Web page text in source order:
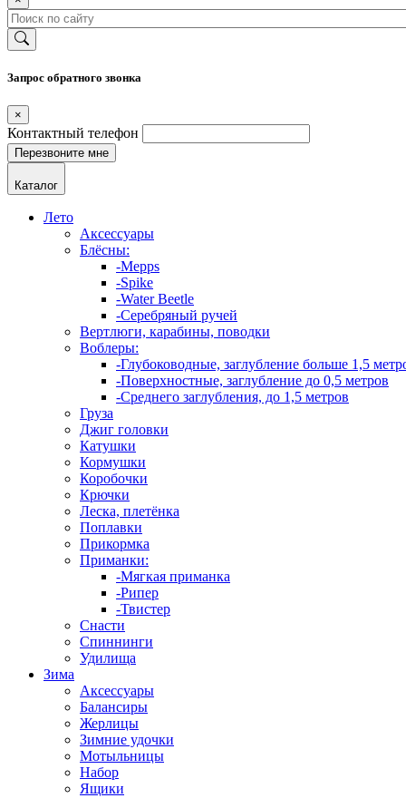
Запрос обратного звонка
×
Контактный телефон
Каталог
Лето
Аксессуары
Блёсны:
-Mepps
-Spike
-Water Beetle
-Серебряный ручей
Вертлюги, карабины, поводки
Воблеры:
-Глубоководные, заглубление больше 1,5
-Поверхностные, заглубление до 0,5 метров
-Среднего заглубления, до 1,5 метров
Груза
Джиг головки
Катушки
Кормушки
Коробочки
Крючки
Леска, плетёнка
Поплавки
Прикормка
Приманки:
-Мягкая приманка
-Рипер
-Твистер
Снасти
Спиннинги
Удилища
Зима
Аксессуары
Балансиры
Жерлицы
Зимние удочки
Мотыльницы
Набор
Ящики